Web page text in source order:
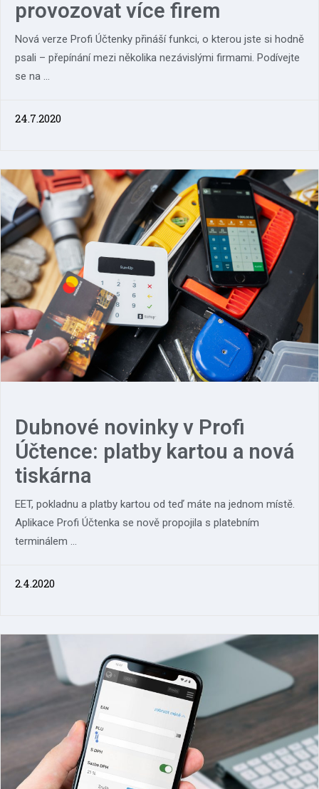
provozovat více firem
Nová verze Profi Účtenky přináší funkci, o kterou jste si hodně
psali – přepínání mezi několika nezávislými firmami. Podívejte
se na ...
24.7.2020
Dubnové novinky v Profi
Účtence: platby kartou a nová
tiskárna
​EET, pokladnu a platby kartou od teď máte na jednom místě.
Aplikace Profi Účtenka se nově propojila s platebním
terminálem ...
2.4.2020